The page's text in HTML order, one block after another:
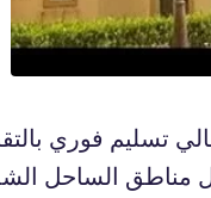
تسليم فوري
الساحل